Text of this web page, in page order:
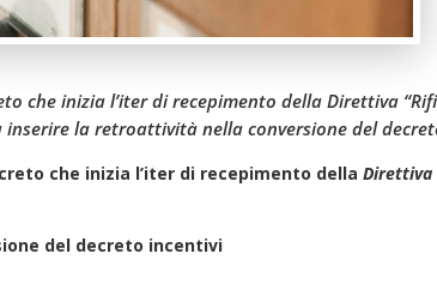
che inizia l’iter di recepimento della Direttiva
inserire la retroattività nella conversione del
che inizia l’iter di recepimento dellaDirettiva
del decreto incentivi